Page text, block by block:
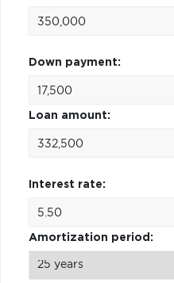
Down payment:
Loan amount:
Interest rate:
Amortization period: